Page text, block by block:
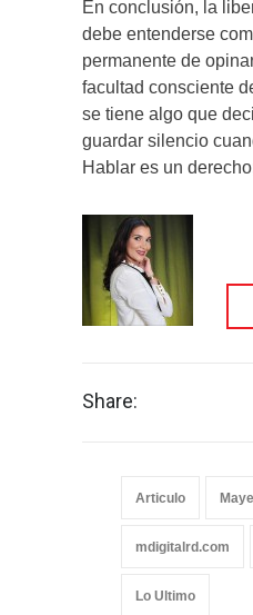
En conclusión, la
debe entenderse
permanente de
facultad consciente
se tiene algo que
guardar silencio
Hablar es un
Share:
Articulo
mdigitalrd.com
Lo Ultimo